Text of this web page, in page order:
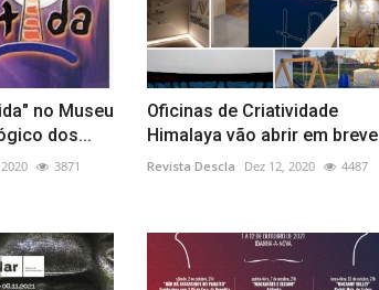
no Museu
dos...
3871
Oficinas de Criatividade
Himalaya vão abrir em breve
Revista Descla Dez 12, 2020 4487
Corrida Popular da Costa Nova do
Prado apoia CASCI e Obra...
Jun 30, 2023 2201